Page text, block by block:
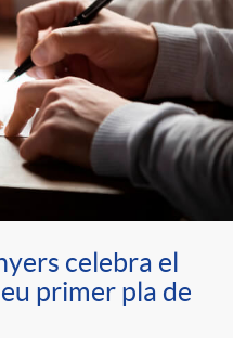
celebra el
primer pla de